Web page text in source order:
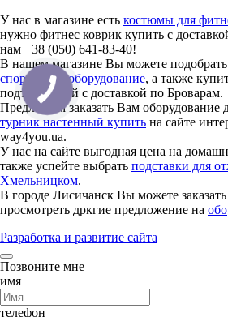
У нас в магазине есть костюмы для
нужно фитнес коврик купить с
нам +38 (050) 641-83-40!
В нашем магазине Вы можете подобрать
спортивное оборудование, а также
подтягиваний с доставкой по Броварам.
Предлагаем заказать Вам оборудование
турник настенный купить на сайте
way4you.ua.
У нас на сайте выгодная цена на
также успейте выбрать подставки для
Хмельницком.
В городе Лисичанск Вы можете
просмотреть дркгие предложение на
Разработка и развитие сайта
Позвоните мне
имя
телефон